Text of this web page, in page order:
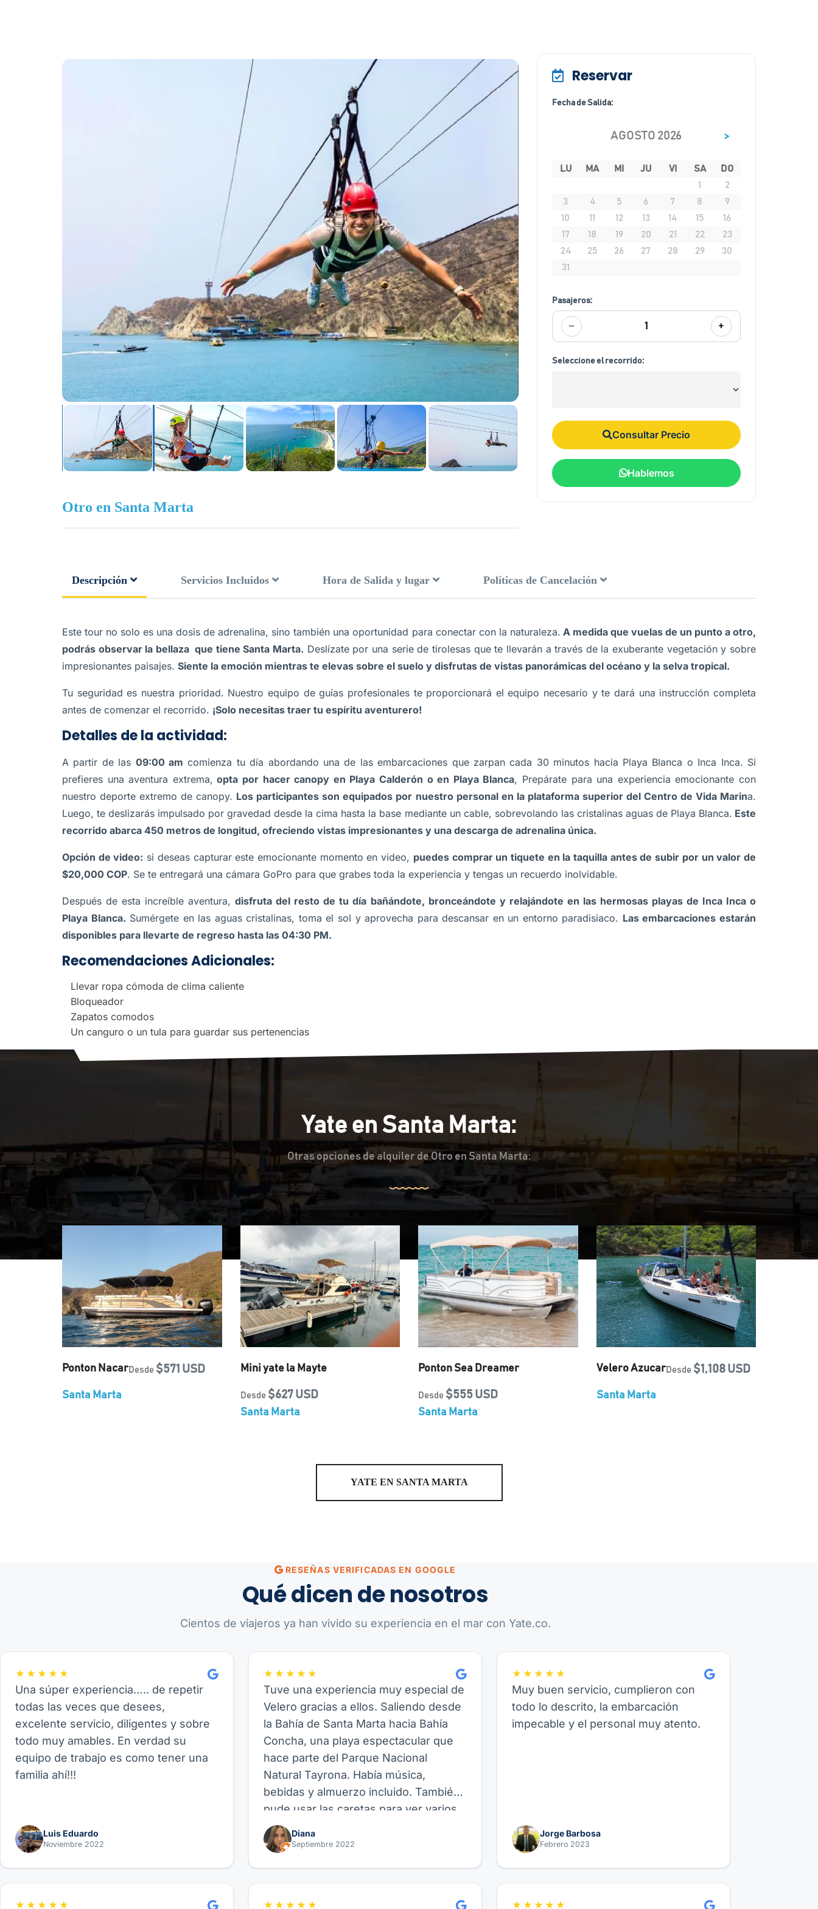
Otro en Santa Marta
Reservar
Fecha de Salida:
AGOSTO 2026 >
LU MA MI JU VI SA
DO
1
2
3
4 5 6 7 8
9
10
11 12 13 14 15
16
17
18 19 20 21 22
23
24
25 26 27 28 29
30
31
Pasajeros:
− 1 +
Seleccione el recorrido:
Consultar Precio
Hablemos
Descripción Servicios Incluidos Hora de Salida y lugar Políticas de Cancelación
Este tour no solo es una dosis de adrenalina, sino también una oportunidad para conectar con la naturaleza. A medida que vuelas de un punto a otro,
podrás observar la bellaza que tiene Santa Marta. Deslízate por una serie de tirolesas que te llevarán a través de la exuberante vegetación y sobre
impresionantes paisajes. Siente la emoción mientras te elevas sobre el suelo y disfrutas de vistas panorámicas del océano y la selva tropical.
Tu seguridad es nuestra prioridad. Nuestro equipo de guías profesionales te proporcionará el equipo necesario y te dará una instrucción completa
antes de comenzar el recorrido. ¡Solo necesitas traer tu espíritu aventurero!
Detalles de la actividad:
A partir de las 09:00 am comienza tu día abordando una de las embarcaciones que zarpan cada 30 minutos hacia Playa Blanca o Inca Inca. Si
prefieres una aventura extrema, opta por hacer canopy en Playa Calderón o en Playa Blanca, Prepárate para una experiencia emocionante con
nuestro deporte extremo de canopy. Los participantes son equipados por nuestro personal en la plataforma superior del Centro de Vida Marina.
Luego, te deslizarás impulsado por gravedad desde la cima hasta la base mediante un cable, sobrevolando las cristalinas aguas de Playa Blanca. Este
recorrido abarca 450 metros de longitud, ofreciendo vistas impresionantes y una descarga de adrenalina única.
Opción de video: si deseas capturar este emocionante momento en video, puedes comprar un tiquete en la taquilla antes de subir por un valor de
$20,000 COP. Se te entregará una cámara GoPro para que grabes toda la experiencia y tengas un recuerdo inolvidable.
Después de esta increíble aventura,disfruta del resto de tu día bañándote, bronceándote y relajándote en las hermosas playas de Inca Inca o
Playa Blanca. Sumérgete en las aguas cristalinas, toma el sol y aprovecha para descansar en un entorno paradisiaco. Las embarcaciones estarán
disponibles para llevarte de regreso hasta las 04:30 PM.
Recomendaciones Adicionales:
Llevar ropa cómoda de clima caliente
Bloqueador
Zapatos comodos
Un canguro o un tula para guardar sus pertenencias
Yate en Santa Marta:
Otras opciones de alquiler de Otro en Santa Marta:
Ponton NacarDesde $571 USD
Santa Marta
Mini yate la Mayte
Desde $627 USD
Santa Marta
Ponton Sea Dreamer
Desde $555 USD
Santa Marta
Velero AzucarDesde $1,108 USD
Santa Marta
YATE EN SANTA MARTA
RESEÑAS VERIFICADAS EN GOOGLE
Qué dicen de nosotros
Cientos de viajeros ya han vivido su experiencia en el mar con Yate.co.
★★★★★
Una súper experiencia….. de repetir
todas las veces que desees,
excelente servicio, diligentes y sobre
todo muy amables. En verdad su
equipo de trabajo es como tener una
familia ahí!!!
Luis Eduardo
Noviembre 2022
★★★★★
Tuve una experiencia muy especial de
Velero gracias a ellos. Saliendo desde
la Bahía de Santa Marta hacia Bahía
Concha, una playa espectacular que
hace parte del Parque Nacional
Natural Tayrona. Había música,
bebidas y almuerzo incluido. También
pude usar las caretas para ver varios
peces allí, así como hacer paddle
board, fue genial. Recomiendo este
Diana
Septiembre 2022
★★★★★
Muy buen servicio, cumplieron con
todo lo descrito, la embarcación
impecable y el personal muy atento.
Jorge Barbosa
Febrero 2023
★★★★★ ★★★★★ ★★★★★